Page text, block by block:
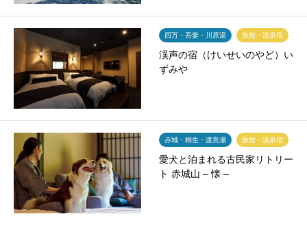
四万・吾妻・川原湯 旅館・温泉宿
渓声の宿（けいせいのやど）い
ずみや
赤城・桐生・渡良瀬 旅館・温泉宿
愛犬と泊まれる古民家リトリー
ト 赤城山 – 懐 –